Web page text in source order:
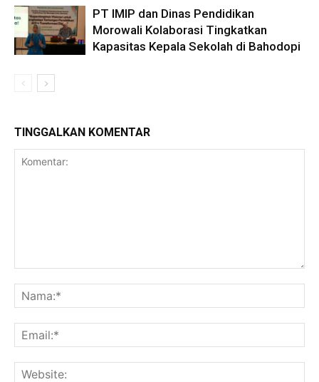
PT IMIP dan Dinas Pendidikan
Morowali Kolaborasi Tingkatkan
Kapasitas Kepala Sekolah di Bahodopi
TINGGALKAN KOMENTAR